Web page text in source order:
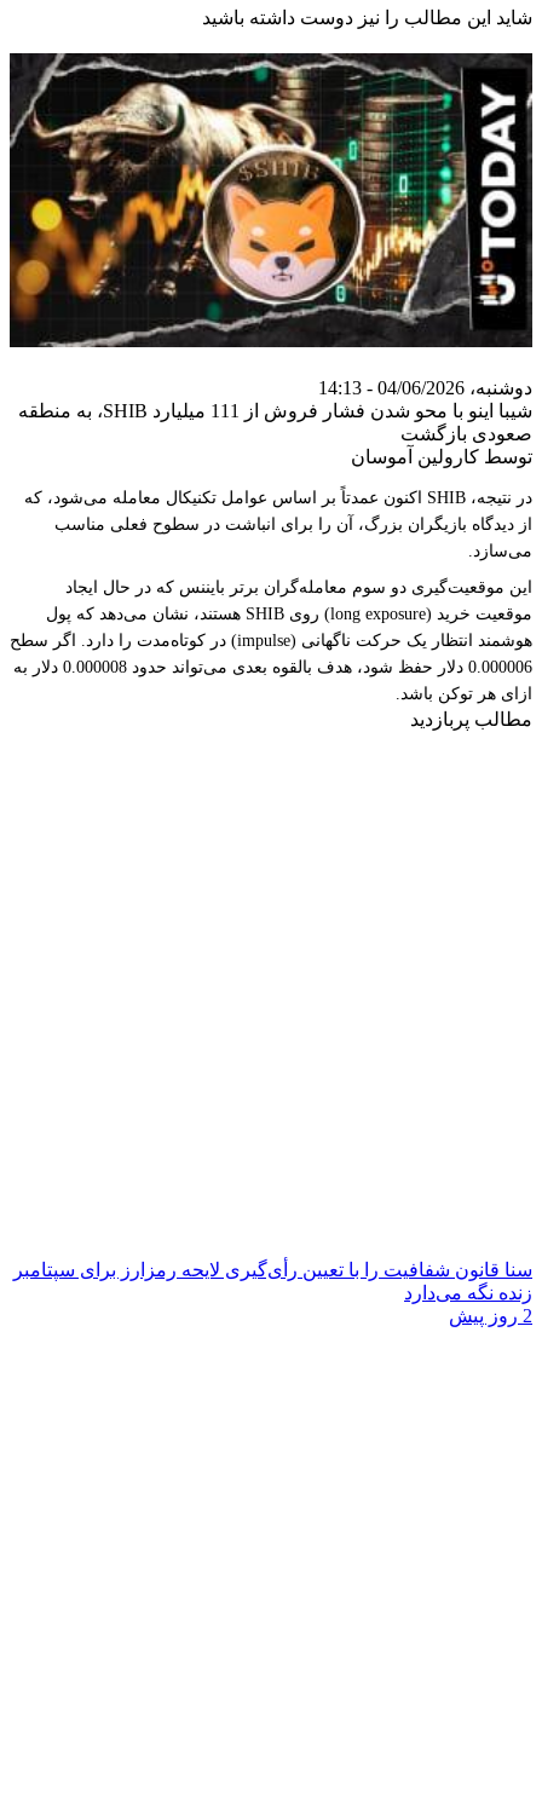
شاید این مطالب را نیز دوست داشته باشید
دوشنبه، 04/06/2026 - 14:13
شیبا اینو با محو شدن فشار فروش از 111 میلیارد SHIB، به منطقه
صعودی بازگشت
توسط کارولین آموسان
در نتیجه، SHIB اکنون عمدتاً بر اساس عوامل تکنیکال معامله می‌شود، که
از دیدگاه بازیگران بزرگ، آن را برای انباشت در سطوح فعلی مناسب
می‌سازد.
این موقعیت‌گیری دو سوم معامله‌گران برتر بایننس که در حال ایجاد
موقعیت خرید (long exposure) روی SHIB هستند، نشان می‌دهد که پول
هوشمند انتظار یک حرکت ناگهانی (impulse) در کوتاه‌مدت را دارد. اگر سطح
0.000006 دلار حفظ شود، هدف بالقوه بعدی می‌تواند حدود 0.000008 دلار به
ازای هر توکن باشد.
مطالب پربازدید
سنا قانون شفافیت را با تعیین رأی‌گیری لایحه رمزارز برای سپتامبر
زنده نگه می‌دارد
2 روز پیش